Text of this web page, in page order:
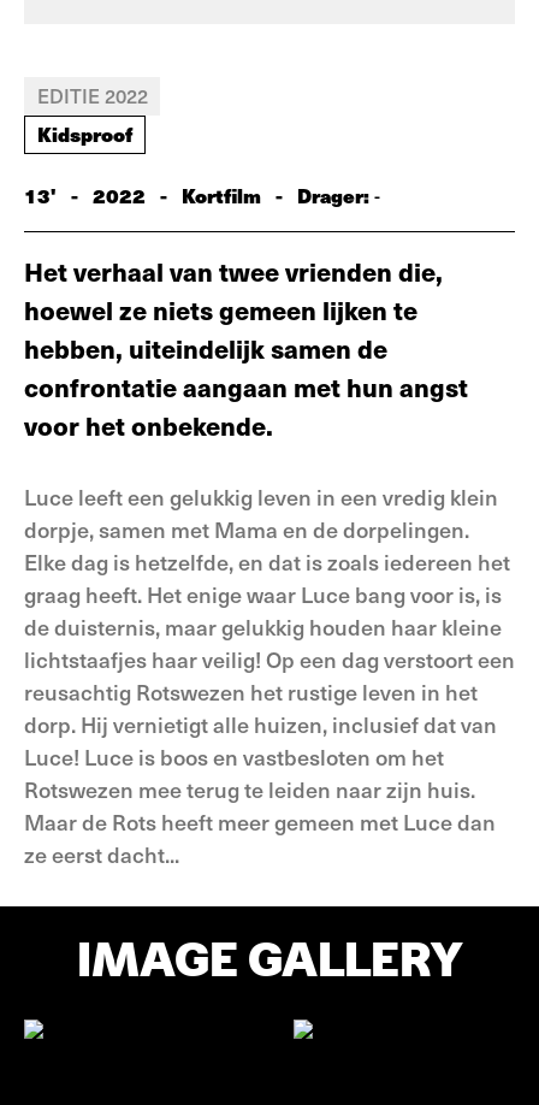
EDITIE 2022
Kidsproof
13' - 2022 - Kortfilm - Drager:-
Het verhaal van twee vrienden die,
hoewel ze niets gemeen lijken te
hebben, uiteindelijk samen de
confrontatie aangaan met hun angst
voor het onbekende.
Luce leeft een gelukkig leven in een vredig klein
dorpje, samen met Mama en de dorpelingen.
Elke dag is hetzelfde, en dat is zoals iedereen het
graag heeft. Het enige waar Luce bang voor is, is
de duisternis, maar gelukkig houden haar kleine
lichtstaafjes haar veilig! Op een dag verstoort een
reusachtig Rotswezen het rustige leven in het
dorp. Hij vernietigt alle huizen, inclusief dat van
Luce! Luce is boos en vastbesloten om het
Rotswezen mee terug te leiden naar zijn huis.
Maar de Rots heeft meer gemeen met Luce dan
ze eerst dacht...
IMAGE GALLERY